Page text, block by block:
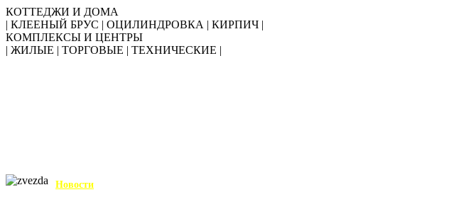
КОТТЕДЖИ И ДОМА
| КЛЕЕНЫЙ БРУС | ОЦИЛИНДРОВКА | КИРПИЧ |
КОМПЛЕКСЫ И ЦЕНТРЫ
| ЖИЛЫЕ | ТОРГОВЫЕ | ТЕХНИЧЕСКИЕ |
Новости